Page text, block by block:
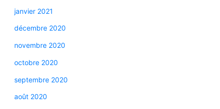
janvier 2021
décembre 2020
novembre 2020
octobre 2020
septembre 2020
août 2020